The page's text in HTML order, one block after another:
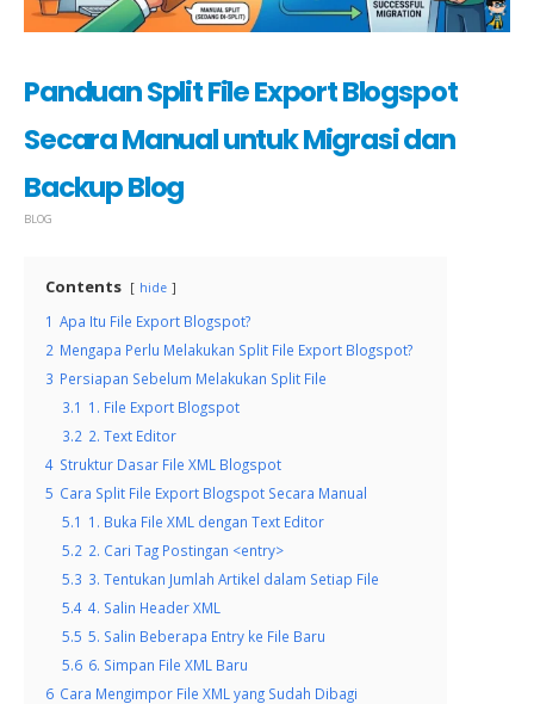
Panduan Split File Export Blogspot
Secara Manual untuk Migrasi dan
Backup Blog
BLOG
Contents hide
1 Apa Itu File Export Blogspot?
2 Mengapa Perlu Melakukan Split File Export Blogspot?
3 Persiapan Sebelum Melakukan Split File
3.1 1. File Export Blogspot
3.2 2. Text Editor
4 Struktur Dasar File XML Blogspot
5 Cara Split File Export Blogspot Secara Manual
5.1 1. Buka File XML dengan Text Editor
5.2 2. Cari Tag Postingan <entry>
5.3 3. Tentukan Jumlah Artikel dalam Setiap File
5.4 4. Salin Header XML
5.5 5. Salin Beberapa Entry ke File Baru
5.6 6. Simpan File XML Baru
6 Cara Mengimpor File XML yang Sudah Dibagi